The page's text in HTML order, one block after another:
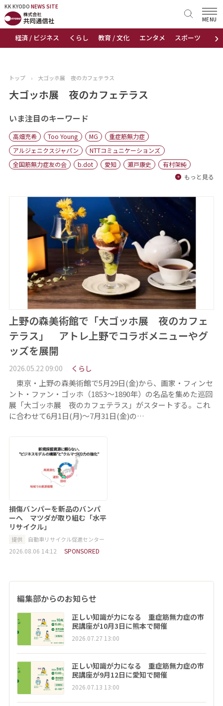
KK KYODO NEWS SITE
›
経済 / ビジネス くらし 教育 / 文化 エンタメ スポーツ 地域
MENU
KK KYODONEWS SITE
トップページ
ニュース
おすすめコンテンツ
出版物
会社概要
トップ › 大ゴッホ展 夜のカフェテラス
大ゴッホ展 夜のカフェテラス
いま注目のキーワード
高畑充希 Too Young MG
重症筋無力症
アルジェニクスジャパン
NTTコミュニケーションズ
全国筋無力症友の会
b.dot 愛知 瀬戸康史
有村架純
もっと見る
上野の森美術館で「大ゴッホ展 夜のカフェ
テラス」 アトレ上野でコラボメニューやグ
ッズを展開
2026.05.22 09:00 くらし
東京・上野の森美術館で5月29日(金)から、画家・フィンセ
ント・ファン・ゴッホ（1853～1890年）の名品を集めた巡回
展「大ゴッホ展 夜のカフェテラス」がスタートする。これ
に合わせて6月1日(月)～7月31日(金)の…
損傷バンパーを新品のバンパ
ーへ マツダが取り組む「水平
リサイクル」
提供 自動車リサイクル促進センター
2026.08.06 14:12 SPONSORED
編集部からのお知らせ
正しい知識が力になる 重症筋無力症の市
民講座が10月3日に熊本で開催
2026.07.27 13:00
正しい知識が力になる 重症筋無力症の市
民講座が9月12日に愛知で開催
2026.07.13 13:00